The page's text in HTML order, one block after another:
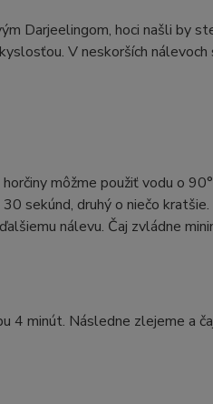
Darjeelingom, hoci našli by
V neskorších nálevoch
môžme použiť vodu o
sekúnd, druhý o niečo
nálevu. Čaj zvládne
4 minút. Následne zlejeme a